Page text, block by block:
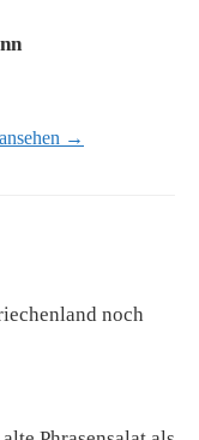
→
noch